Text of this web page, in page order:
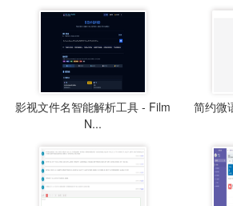
影视文件名智能解析工具 - Film
N...
简约微